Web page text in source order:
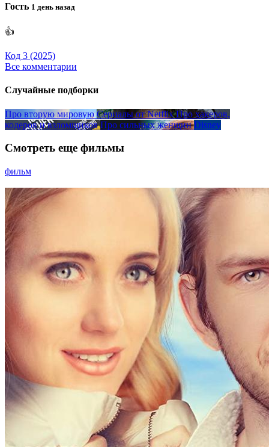
Гость 1 день назад
👍
Код 3 (2025)
Все комментарии
Случайные подборки
Про вторую мировую Сериалы от Netflix Про хакеров,
кодеров и взломщиков Про сильных женщин Disney
Смотреть еще фильмы
фильм